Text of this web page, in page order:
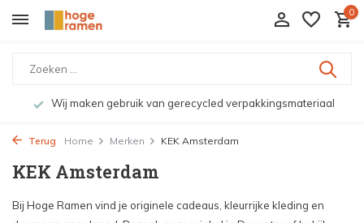
0
Wij maken gebruik van gerecycled verpakkingsmateriaal
Terug Home Merken KEK Amsterdam
KEK Amsterdam
Bij Hoge Ramen vind je originele cadeaus, kleurrijke kleding en